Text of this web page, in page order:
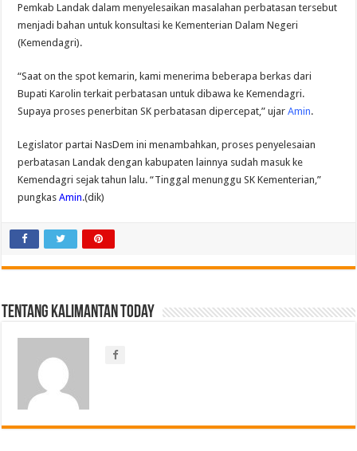
Pemkab Landak dalam menyelesaikan masalahan perbatasan tersebut
menjadi bahan untuk konsultasi ke Kementerian Dalam Negeri
(Kemendagri).
“Saat on the spot kemarin, kami menerima beberapa berkas dari
Bupati Karolin terkait perbatasan untuk dibawa ke Kemendagri.
Supaya proses penerbitan SK perbatasan dipercepat,” ujarAmin.
Legislator partai NasDem ini menambahkan, proses penyelesaian
perbatasan Landak dengan kabupaten lainnya sudah masuk ke
Kemendagri sejak tahun lalu. “Tinggal menunggu SK Kementerian,”
pungkasAmin.(dik)
Tentang Kalimantan Today